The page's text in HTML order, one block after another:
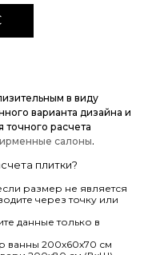
в виду
варианта дизайна и
расчета
салоны.
плитки?
размер не является
через точку или
данные только в
ванны 200х60х70 см